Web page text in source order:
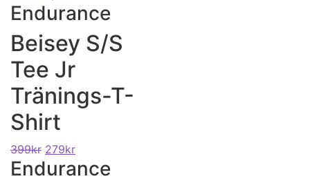
Endurance
Beisey S/S
Tee Jr
Tränings-T-
Shirt
399kr 279kr
Endurance